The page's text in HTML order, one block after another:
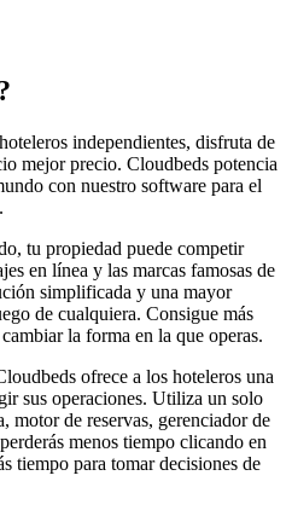
independientes, disfruta de
mejor precio. Cloudbeds potencia
con nuestro software para el
tu propiedad puede competir
en línea y las marcas famosas de
simplificada y una mayor
de cualquiera. Consigue más
la forma en la que operas.
ofrece a los hoteleros una
sus operaciones. Utiliza un solo
motor de reservas, gerenciador de
menos tiempo clicando en
tiempo para tomar decisiones de